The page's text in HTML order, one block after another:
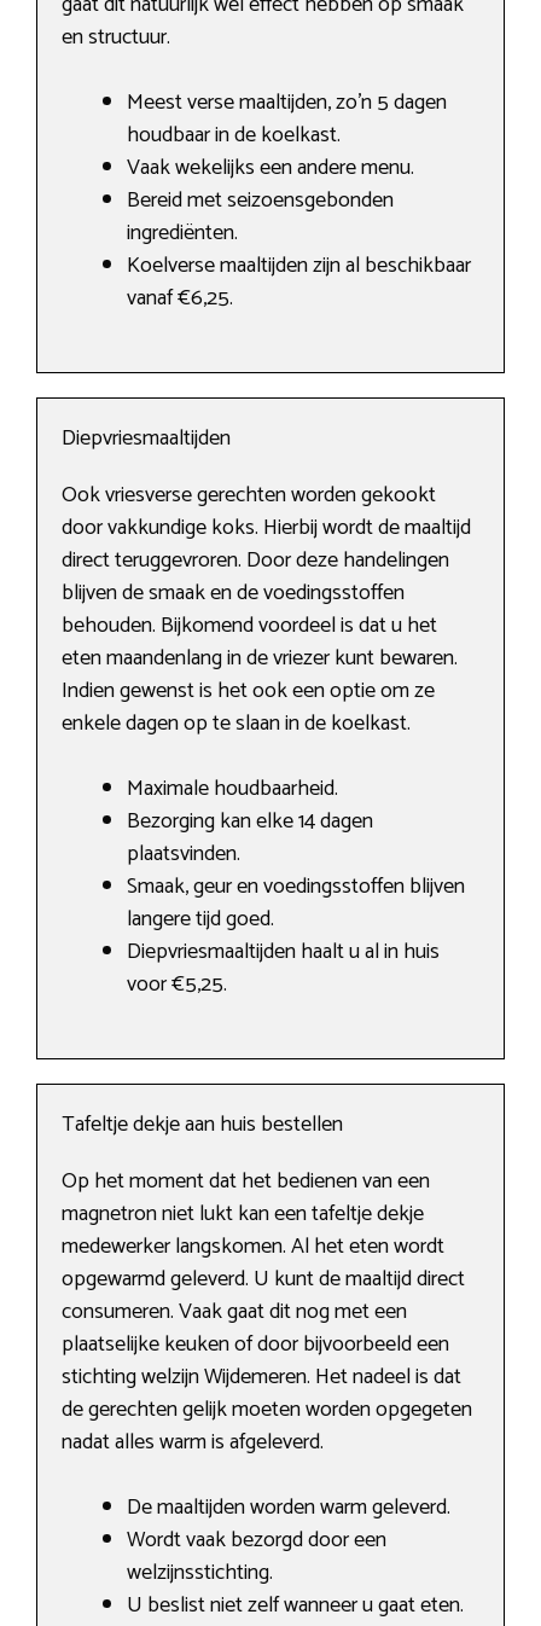
en structuur.
Meest verse maaltijden, zo’n 5 dagen
houdbaar in de koelkast.
Vaak wekelijks een andere menu.
Bereid met seizoensgebonden
ingrediënten.
Koelverse maaltijden zijn al beschikbaar
vanaf €6,25.
Diepvriesmaaltijden
Ook vriesverse gerechten worden gekookt
door vakkundige koks. Hierbij wordt de maaltijd
direct teruggevroren. Door deze handelingen
blijven de smaak en de voedingsstoffen
behouden. Bijkomend voordeel is dat u het
eten maandenlang in de vriezer kunt bewaren.
Indien gewenst is het ook een optie om ze
enkele dagen op te slaan in de koelkast.
Maximale houdbaarheid.
Bezorging kan elke 14 dagen
plaatsvinden.
Smaak, geur en voedingsstoffen blijven
langere tijd goed.
Diepvriesmaaltijden haalt u al in huis
voor €5,25.
Tafeltje dekje aan huis bestellen
Op het moment dat het bedienen van een
magnetron niet lukt kan een tafeltje dekje
medewerker langskomen. Al het eten wordt
opgewarmd geleverd. U kunt de maaltijd direct
consumeren. Vaak gaat dit nog met een
plaatselijke keuken of door bijvoorbeeld een
stichting welzijn Wijdemeren. Het nadeel is dat
de gerechten gelijk moeten worden opgegeten
nadat alles warm is afgeleverd.
De maaltijden worden warm geleverd.
Wordt vaak bezorgd door een
welzijnsstichting.
U beslist niet zelf wanneer u gaat eten.